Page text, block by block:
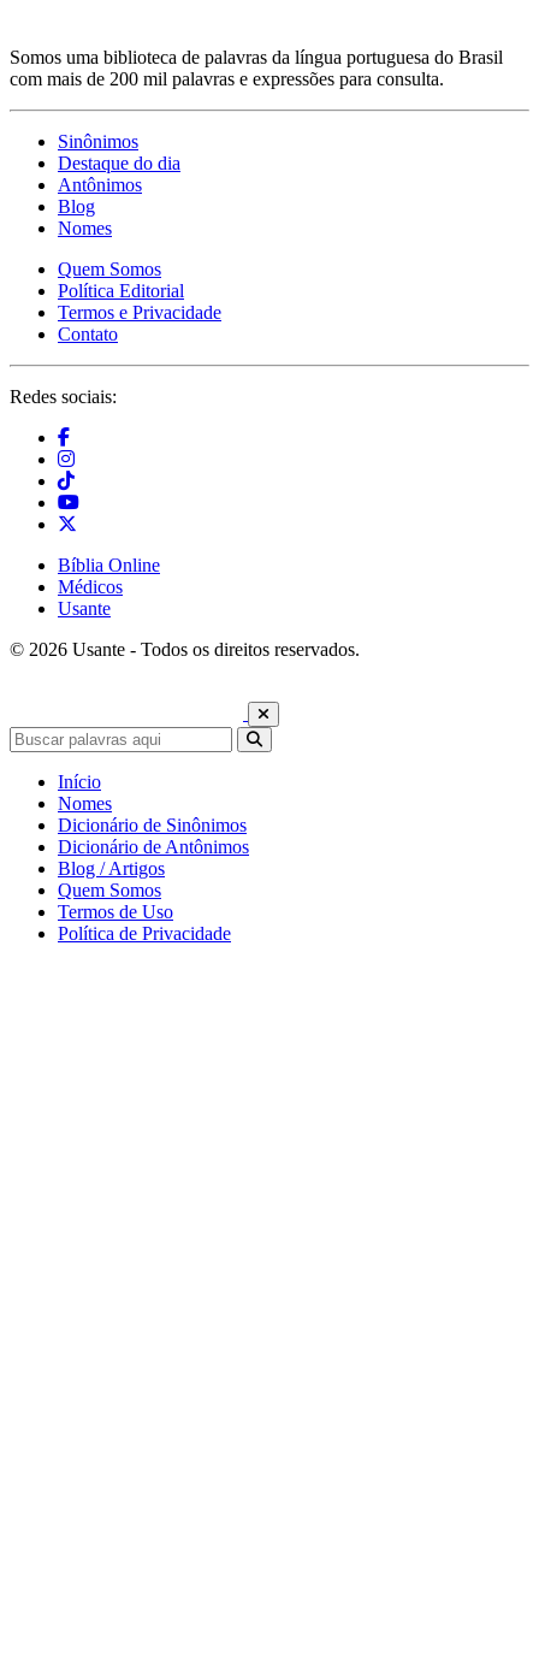
Somos uma biblioteca de palavras da língua portuguesa do Brasil
com mais de 200 mil palavras e expressões para consulta.
Sinônimos
Destaque do dia
Antônimos
Blog
Nomes
Quem Somos
Política Editorial
Termos e Privacidade
Contato
Redes sociais:
Bíblia Online
Médicos
Usante
© 2026 Usante - Todos os direitos reservados.
Início
Nomes
Dicionário de Sinônimos
Dicionário de Antônimos
Blog / Artigos
Quem Somos
Termos de Uso
Política de Privacidade